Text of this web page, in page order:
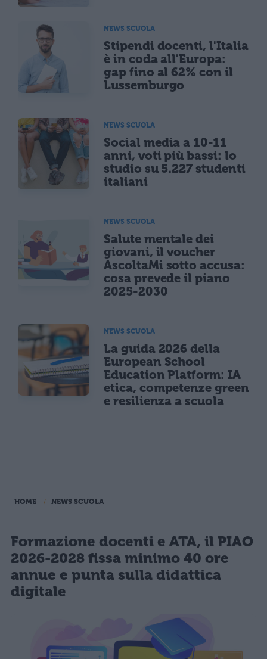
NEWS SCUOLA
Stipendi docenti, l'Italia
è in coda all'Europa:
gap fino al 62% con il
Lussemburgo
NEWS SCUOLA
Social media a 10-11
anni, voti più bassi: lo
studio su 5.227 studenti
italiani
NEWS SCUOLA
Salute mentale dei
giovani, il voucher
AscoltaMi sotto accusa:
cosa prevede il piano
2025-2030
NEWS SCUOLA
La guida 2026 della
European School
Education Platform: IA
etica, competenze green
e resilienza a scuola
HOME NEWS SCUOLA
Formazione docenti e ATA, il PIAO
2026-2028 fissa minimo 40 ore
annue e punta sulla didattica
digitale